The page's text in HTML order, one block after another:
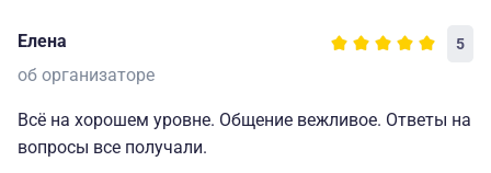
Елена 5
об организаторе
Всё на хорошем уровне. Общение вежливое. Ответы на
вопросы все получали.